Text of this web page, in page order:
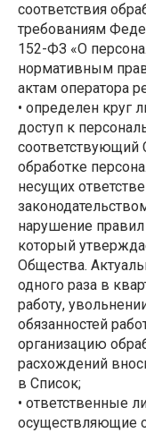
соответствия
требованиям
152-ФЗ «О
нормативным
актам оператора
• определен круг
доступ к
соответствующий
обработке
несущих
нарушение
который
Общества.
одного раза в
работу,
обязанностей
организацию
расхождений
в Список;
• ответственные
осуществляющие